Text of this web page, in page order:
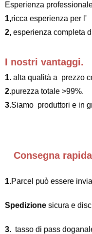
Esperienza
1,ricca esperienza per l'
2,esperienza completa
I nostri vantaggi.
1.alta qualità a prezzo
2.purezza totale >99%.
3.Siamo produttori e in
Consegna
1.Parcel può essere
Spedizionesicura e
3.tasso di pass